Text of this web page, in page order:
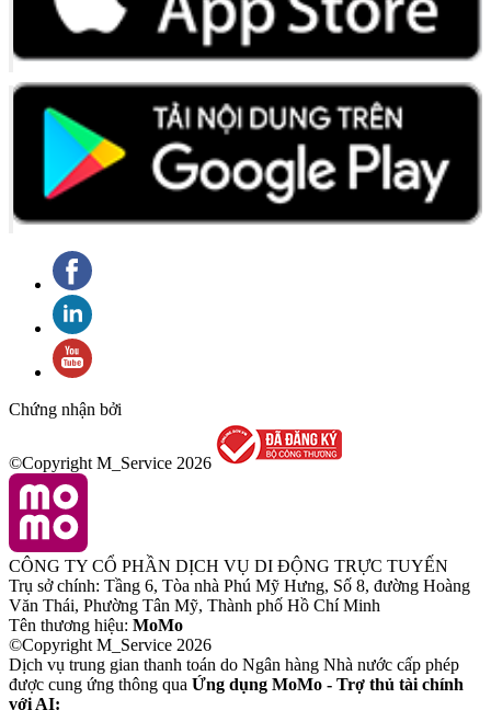
Chứng nhận bởi
©Copyright M_Service 2026
CÔNG TY CỔ PHẦN DỊCH VỤ DI ĐỘNG TRỰC TUYẾN
Trụ sở chính: Tầng 6, Tòa nhà Phú Mỹ Hưng, Số 8, đường Hoàng
Văn Thái, Phường Tân Mỹ, Thành phố Hồ Chí Minh
Tên thương hiệu: MoMo
©Copyright M_Service 2026
Dịch vụ trung gian thanh toán do Ngân hàng Nhà nước cấp phép
được cung ứng thông qua Ứng dụng MoMo - Trợ thủ tài chính
với AI: